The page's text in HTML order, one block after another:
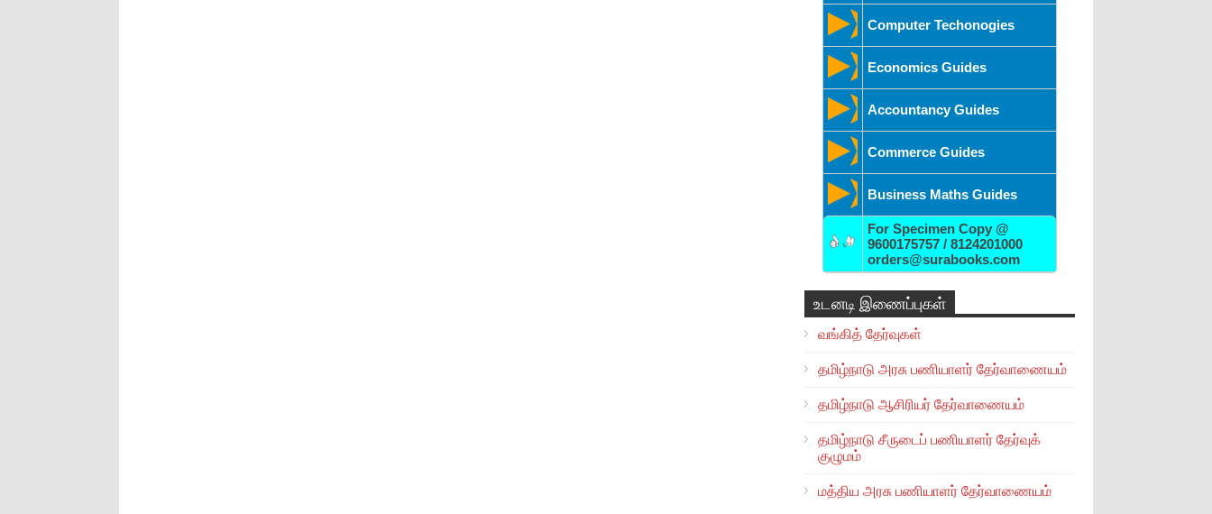
Computer Techonogies
Economics Guides
Accountancy Guides
Commerce Guides
Business Maths Guides
For Specimen Copy @
9600175757 / 8124201000
orders@surabooks.com
உடனடி இணைப்புகள்
வங்கித் தேர்வுகள்
தமிழ்நாடு அரசு பணியாளர் தேர்வாணையம்
தமிழ்நாடு ஆசிரியர் தேர்வாணையம்
தமிழ்நாடு சீருடைப் பணியாளர் தேர்வுக்
குழுமம்
மத்திய அரசு பணியாளர் தேர்வாணையம்